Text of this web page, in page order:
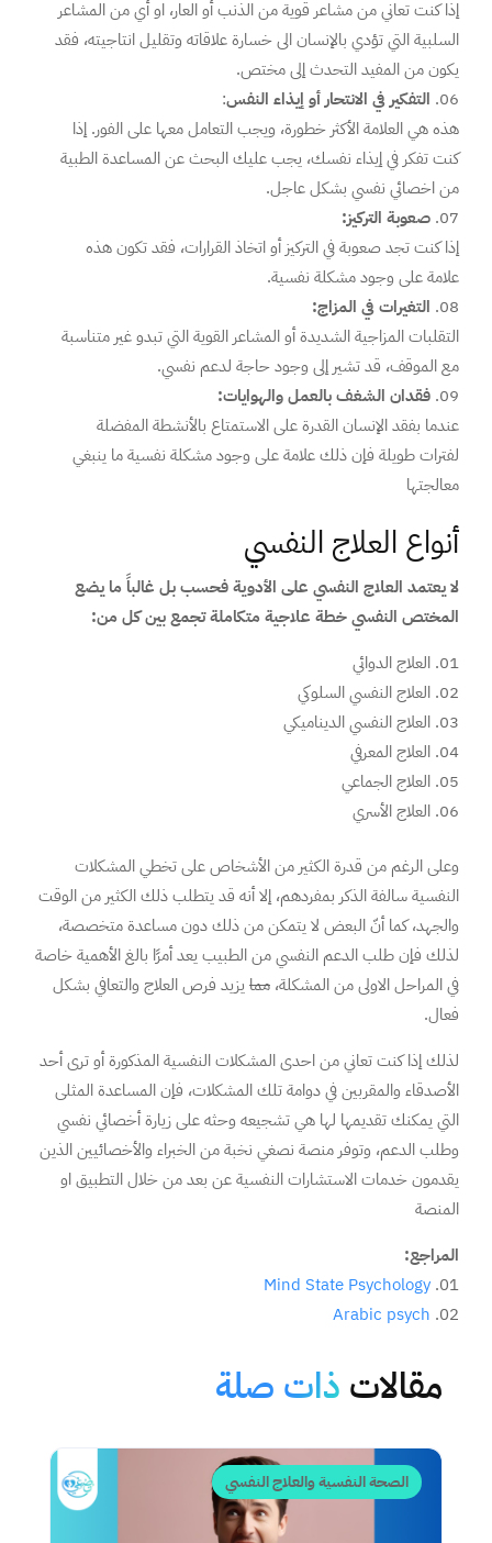
إذا كنت تعاني من مشاعر قوية من الذنب أو العار، او أي من المشاعر
السلبية التي تؤدي بالإنسان الى خسارة علاقاته وتقليل انتاجيته، فقد
يكون من المفيد التحدث إلى مختص.
التفكير في الانتحار أو إيذاء النفس:
هذه هي العلامة الأكثر خطورة، ويجب التعامل معها على الفور. إذا
كنت تفكر في إيذاء نفسك، يجب عليك البحث عن المساعدة الطبية
من اخصائي نفسي بشكل عاجل.
صعوبة التركيز:
إذا كنت تجد صعوبة في التركيز أو اتخاذ القرارات، فقد تكون هذه
علامة على وجود مشكلة نفسية.
التغيرات في المزاج:
التقلبات المزاجية الشديدة أو المشاعر القوية التي تبدو غير متناسبة
مع الموقف، قد تشير إلى وجود حاجة لدعم نفسي.
فقدان الشغف بالعمل والهوايات:
عندما بفقد الإنسان القدرة على الاستمتاع بالأنشطة المفضلة
لفترات طويلة فإن ذلك علامة على وجود مشكلة نفسية ما ينبغي
معالجتها
أنواع العلاج النفسي
لا يعتمد العلاج النفسي على الأدوية فحسب بل غالباً ما يضع
المختص النفسي خطة علاجية متكاملة تجمع بين كل من:
العلاج الدوائي
العلاج النفسي السلوكي
العلاج النفسي الديناميكي
العلاج المعرفي
العلاج الجماعي
العلاج الأسري
وعلى الرغم من قدرة الكثير من الأشخاص على تخطي المشكلات
النفسية سالفة الذكر بمفردهم، إلا أنه قد يتطلب ذلك الكثير من الوقت
والجهد، كما أنّ البعض لا يتمكن من ذلك دون مساعدة متخصصة،
لذلك فإن طلب الدعم النفسي من الطبيب يعد أمرًا بالغ الأهمية خاصة
في المراحل الاولى من المشكلة، مما يزيد فرص العلاج والتعافي بشكل
فعال.
لذلك إذا كنت تعاني من احدى المشكلات النفسية المذكورة أو ترى أحد
الأصدقاء والمقربين في دوامة تلك المشكلات، فإن المساعدة المثلى
التي يمكنك تقديمها لها هي تشجيعه وحثه على زيارة أخصائي نفسي
وطلب الدعم، وتوفر منصة نصغي نخبة من الخبراء والأخصائيين الذين
يقدمون خدمات الاستشارات النفسية عن بعد من خلال التطبيق او
المنصة
المراجع:
Mind State Psychology
Arabic psych
مقالات ذات صلة
الصحة النفسية والعلاج النفسي